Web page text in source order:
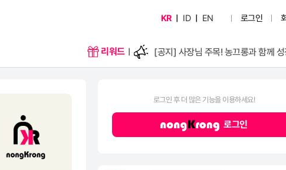
KR ID EN 로그인
리워드
[공지] 게시글 3개국어 지원 시작
[공지] 게시글 3개국어 지원 시작
로그인 후 더 많은 기능을 이용하세요!
로그인